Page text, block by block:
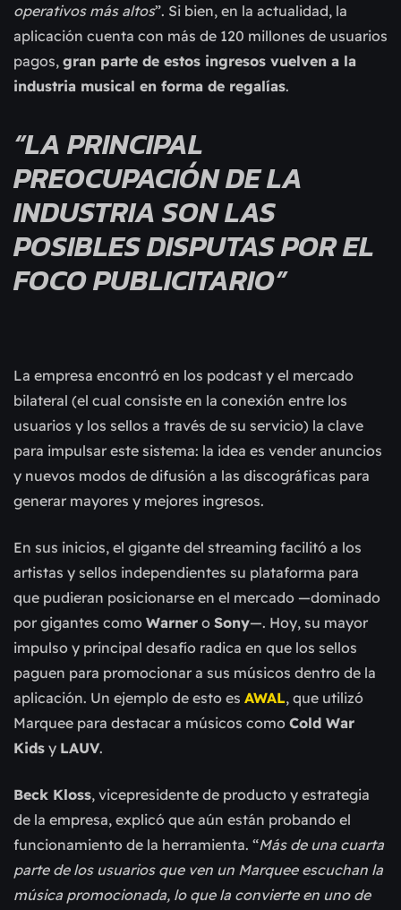
operativos más altos”. Si bien, en la actualidad, la
aplicación cuenta con más de 120 millones de usuarios
pagos, gran parte de estos ingresos vuelven a la
industria musical en forma de regalías.
“LA PRINCIPAL
PREOCUPACIÓN DE LA
INDUSTRIA SON LAS
POSIBLES DISPUTAS POR EL
FOCO PUBLICITARIO”
La empresa encontró en los podcast y el mercado
bilateral (el cual consiste en la conexión entre los
usuarios y los sellos a través de su servicio) la clave
para impulsar este sistema: la idea es vender anuncios
y nuevos modos de difusión a las discográficas para
generar mayores y mejores ingresos.
En sus inicios, el gigante del streaming facilitó a los
artistas y sellos independientes su plataforma para
que pudieran posicionarse en el mercado —dominado
por gigantes como Warner o Sony—. Hoy, su mayor
impulso y principal desafío radica en que los sellos
paguen para promocionar a sus músicos dentro de la
aplicación. Un ejemplo de esto es AWAL, que utilizó
Marquee para destacar a músicos como Cold War
Kids y LAUV.
Beck Kloss, vicepresidente de producto y estrategia
de la empresa, explicó que aún están probando el
funcionamiento de la herramienta. “Más de una cuarta
parte de los usuarios que ven un Marquee escuchan la
música promocionada, lo que la convierte en uno de